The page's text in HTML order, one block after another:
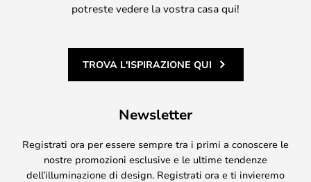
potreste vedere la vostra casa qui!
TROVA L'ISPIRAZIONE QUI
Newsletter
Registrati ora per essere sempre tra i primi a conoscere le
nostre promozioni esclusive e le ultime tendenze
dell’illuminazione di design. Registrati ora e ti invieremo